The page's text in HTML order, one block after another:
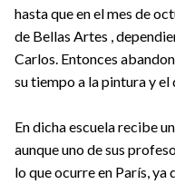
hasta que en el mes de
de Bellas Artes ,
Carlos. Entonces
su tiempo a la pintura y el
En dicha escuela recibe
aunque uno de sus
lo que ocurre en París, ya